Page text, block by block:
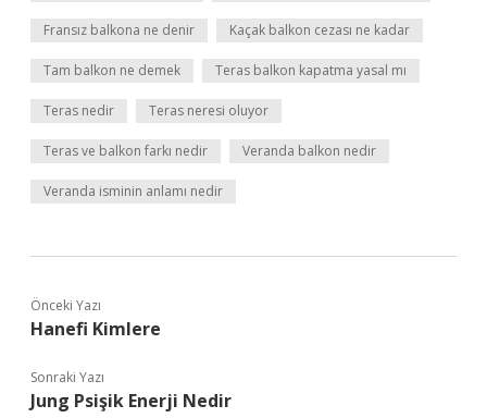
Fransız balkona ne denir Kaçak balkon cezası ne kadar
Tam balkon ne demek Teras balkon kapatma yasal mı
Teras nedir Teras neresi oluyor
Teras ve balkon farkı nedir Veranda balkon nedir
Veranda isminin anlamı nedir
Önceki Yazı
Hanefi Kimlere
Sonraki Yazı
Jung Psişik Enerji Nedir